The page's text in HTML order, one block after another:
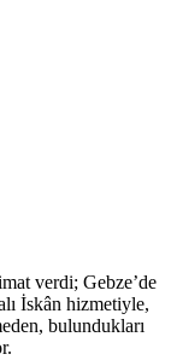
verdi; Gebze’de
İskân hizmetiyle,
bulundukları